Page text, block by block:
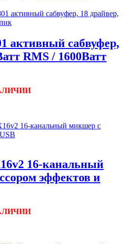
активный сабвуфер,
RMS / 1600Ватт
16-канальный
эффектов и